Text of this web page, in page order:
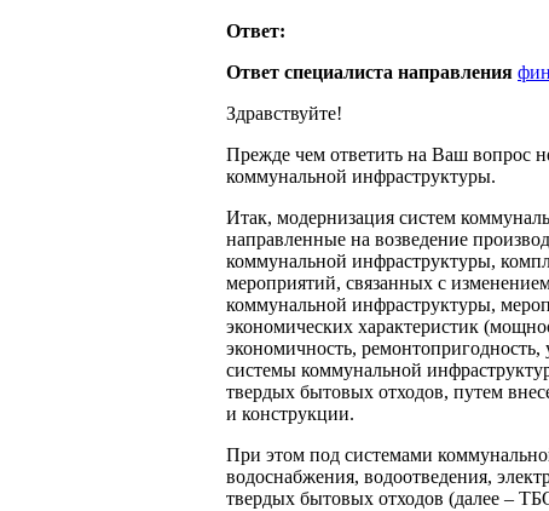
Ответ:
Ответ специалиста направления
Здравствуйте!
Прежде чем ответить на Ваш вопрос
коммунальной инфраструктуры.
Итак, модернизация систем
направленные на возведение
коммунальной инфраструктуры,
мероприятий, связанных с
коммунальной инфраструктуры,
экономических характеристик
экономичность,
системы коммунальной
твердых бытовых отходов, путем
и конструкции.
При этом под системами
водоснабжения, водоотведения,
твердых бытовых отходов (далее –